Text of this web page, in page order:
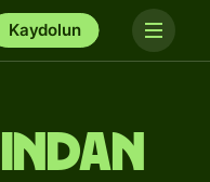
Kaydolun